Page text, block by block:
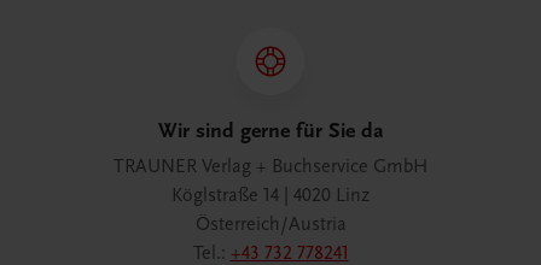
Wir sind gerne für Sie da
TRAUNER Verlag + Buchservice GmbH
Köglstraße 14 | 4020 Linz
Österreich/Austria
Tel.: +43 732 778241